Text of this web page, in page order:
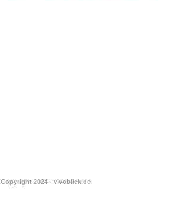
Copyright 2024 - vivoblick.de